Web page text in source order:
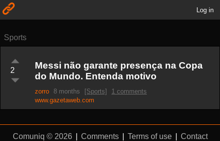
Log in
Sports
2
Messi não garante presença na Copa
do Mundo. Entenda motivo
zorro 8 months [Sports]
1 comments
www.gazetaweb.com
Comuniq © 2026 Comments Terms of use Contact